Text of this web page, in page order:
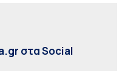
στα Social